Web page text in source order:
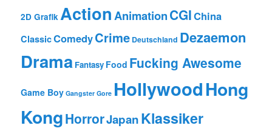
2D Grafik ActionAnimationCGIChina
ClassicComedyCrime Deutschland Dezaemon
Drama Fantasy Food Fucking Awesome
Game Boy Gangster Gore HollywoodHong
KongHorrorJapanKlassiker